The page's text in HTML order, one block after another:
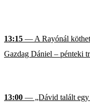
13:15 — A Rayónál
Gazdag Dániel – pénteki
13:00 — „Dávid talált egy